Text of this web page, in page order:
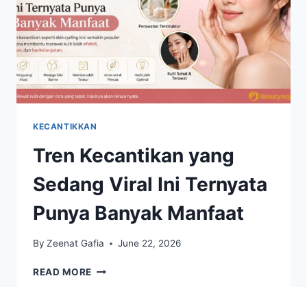
KECANTIKKAN
Tren Kecantikan yang
Sedang Viral Ini Ternyata
Punya Banyak Manfaat
By Zeenat Gafia June 22, 2026
READ MORE TREN